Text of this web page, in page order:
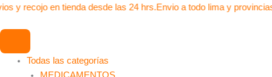
Ir
contenido
y recojo en tienda desde las 24 hrs.Envio a todo lima y
Todas las categorías